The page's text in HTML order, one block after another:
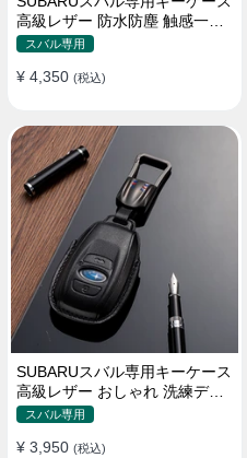
高級レザー 防水防塵 触感一流
ビジネス風 キーカバー キーホ
スバル専用
¥ 4,350 (税込)
SUBARUスバル専用キーケース
高級レザー おしゃれ 洗練デザ
イン キーカバー
スバル専用
¥ 3,950 (税込)